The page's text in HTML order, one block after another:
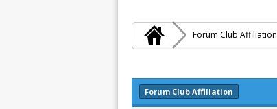
Forum Club Affiliation
Forum Club Affiliation